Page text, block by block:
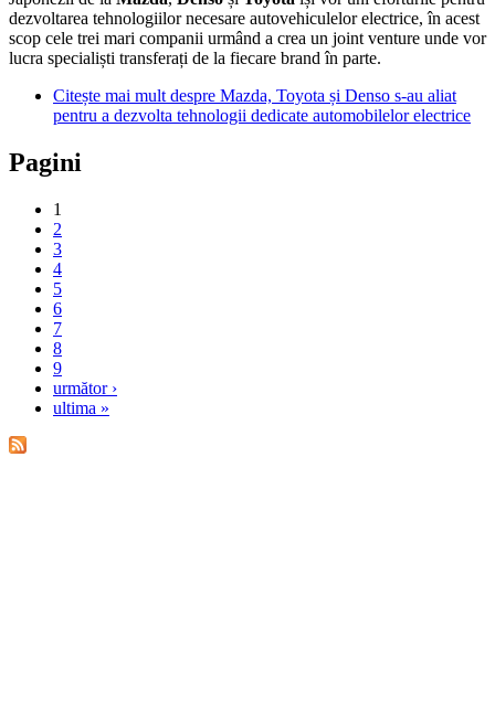
dezvoltarea tehnologiilor necesare autovehiculelor electrice, în acest
scop cele trei mari companii urmând a crea un joint venture unde vor
lucra specialiști transferați de la fiecare brand în parte.
Citește mai mult despre Mazda, Toyota și Denso s-au aliat
pentru a dezvolta tehnologii dedicate automobilelor electrice
Pagini
1
2
3
4
5
6
7
8
9
următor ›
ultima »